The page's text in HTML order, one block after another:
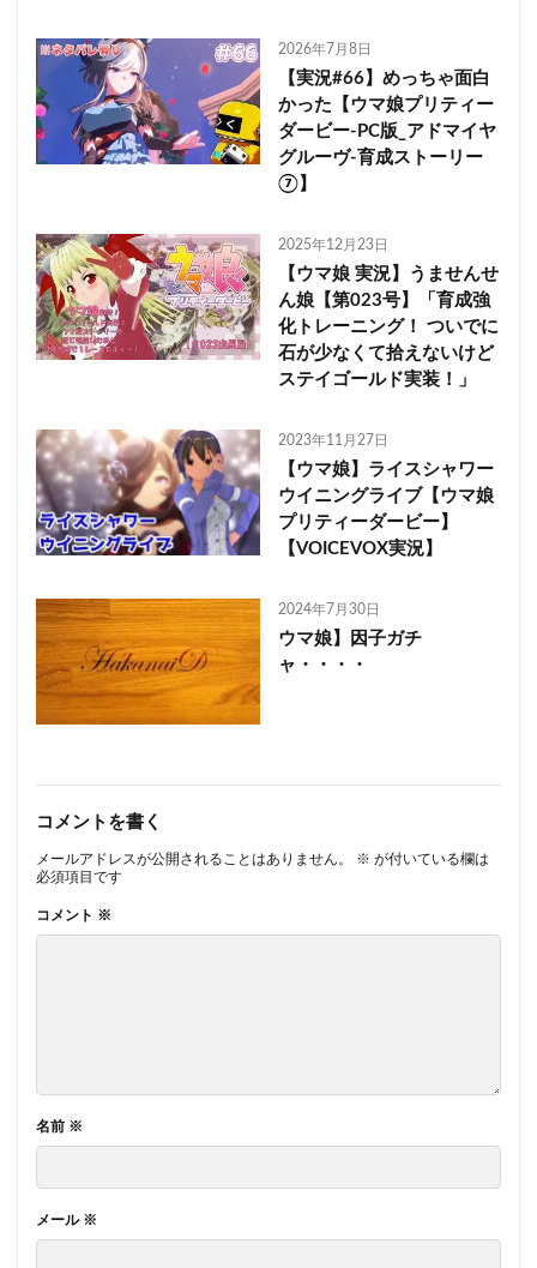
2026年7月8日
【実況#66】めっちゃ面白
かった【ウマ娘プリティー
ダービー-PC版_アドマイヤ
グルーヴ-育成ストーリー
⑦】
2025年12月23日
【ウマ娘 実況】うませんせ
ん娘【第023号】「育成強
化トレーニング！ ついでに
石が少なくて拾えないけど
ステイゴールド実装！」
2023年11月27日
【ウマ娘】ライスシャワー
ウイニングライブ【ウマ娘
プリティーダービー】
【VOICEVOX実況】
2024年7月30日
ウマ娘】因子ガチ
ャ・・・・
コメントを書く
メールアドレスが公開されることはありません。 ※ が付いている欄は
必須項目です
コメント ※
名前 ※
メール ※